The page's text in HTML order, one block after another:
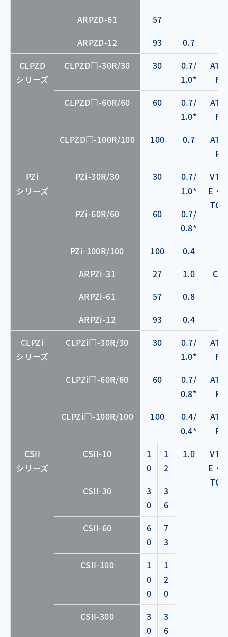
ARPZD-61
57
ARPZD-12
93
0.7
CLPZD
シリーズ
CLPZD□-30R/30 30
0.7/
1.0*
ATC
F
CLPZD□-60R/60
60
0.7/
1.0*
ATC
F
CLPZD□-100R/100
100 0.7
ATC
F
PZi
シリーズ
PZi-30R/30 30
0.7/
1.0*
VTC
E・V
TCF
PZi-60R/60 60
0.7/
0.8*
PZi-100R/100
100
0.4
ARPZi-31
27 1.0
CL
ARPZi-61
57
0.8
ARPZi-12
93
0.4
CLPZi
シリーズ
CLPZi□-30R/30 30
0.7/
1.0*
ATC
F
CLPZi□-60R/60
60
0.7/
0.8*
ATC
F
CLPZi□-100R/100
100
0.4/
0.4*
ATC
F
CSII
シリーズ
CSII-10
1
0
1
2
1.0
VTC
E・V
TCF
CSII-30
3
0
3
6
CSII-60
6
0
7
3
CSII-100
1
0
0
1
2
0
CSII-300
3
0
3
6